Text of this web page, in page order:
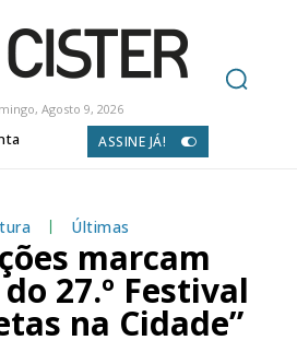
Agosto 9, 2026
ASSINE JÁ!
Últimas
marcam
27.º Festival
na Cidade”